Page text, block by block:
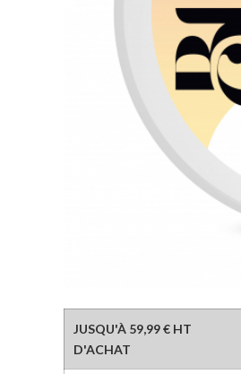
JUSQU'À 59,99 € HT
D'ACHAT